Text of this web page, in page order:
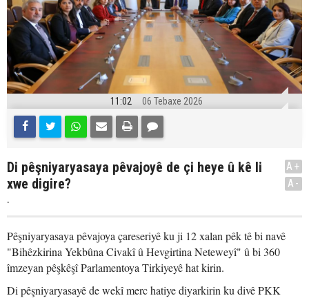
11:02 06 Tebaxe 2026
Di pêşniyaryasaya pêvajoyê de çi heye û kê li
xwe digire?
.
A+
A-
Pêşniyaryasaya pêvajoya çareseriyê ku ji 12 xalan pêk tê bi navê
"Bihêzkirina Yekbûna Civakî û Hevgirtina Neteweyî" û bi 360
îmzeyan pêşkêşî Parlamentoya Tirkiyeyê hat kirin.
Di pêşniyaryasayê de wekî merc hatiye diyarkirin ku divê PKK